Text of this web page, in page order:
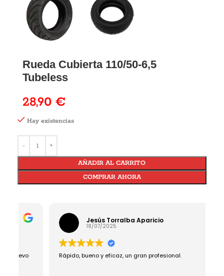
Rueda Cubierta 110/50-6,5
Tubeless
28,90 €
Jesús Torralba Aparicio
18/07/2025
Rápido, bueno y eficaz, un gran profesional.
Hay existencias
AÑADIR AL CARRITO
COMPRAR AHORA